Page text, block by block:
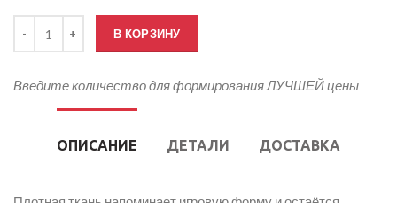
В КОРЗИНУ
Введите количество для формирования ЛУЧШЕЙ цены
ОПИСАНИЕ ДЕТАЛИ ДОСТАВКА